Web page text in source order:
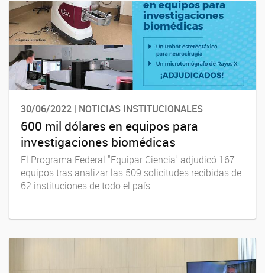
30/06/2022 | NOTICIAS INSTITUCIONALES
600 mil dólares en equipos para
investigaciones biomédicas
El Programa Federal "Equipar Ciencia" adjudicó 167
equipos tras analizar las 509 solicitudes recibidas de
62 instituciones de todo el país